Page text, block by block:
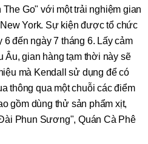
Go" với một trải nghiệm gian
York. Sự kiện được tổ chức
đến ngày 7 tháng 6. Lấy cảm
Âu, gian hàng tạm thời này sẽ
mà Kendall sử dụng để có
thông qua một chuỗi các điểm
gồm dùng thử sản phẩm xịt,
Phun Sương", Quán Cà Phê